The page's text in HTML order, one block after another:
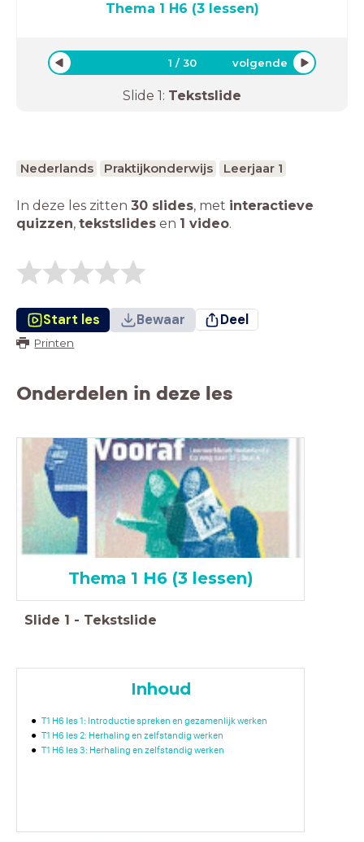
Thema 1 H6 (3 lessen)
1 /30 volgende
Slide 1: Tekstslide
Nederlands Praktijkonderwijs Leerjaar 1
In deze les zitten 30 slides, met interactieve
quizzen, tekstslides en 1 video.
Start les Bewaar Deel
Printen
Onderdelen in deze les
Thema 1 H6 (3 lessen)
Slide 1 - Tekstslide
Inhoud
T1 H6 les 1: Introductie spreken en gezamenlijk werken
T1 H6 les 2: Herhaling en zelfstandig werken
T1 H6 les 3: Herhaling en zelfstandig werken